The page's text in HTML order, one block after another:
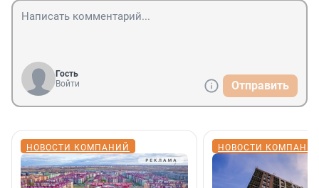
Гость
Войти
Отправить
НОВОСТИ КОМПАНИЙ НОВОСТИ